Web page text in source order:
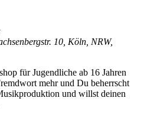
10, Köln, NRW,
für Jugendliche ab 16 Jahren
mehr und Du beherrscht
und willst deinen